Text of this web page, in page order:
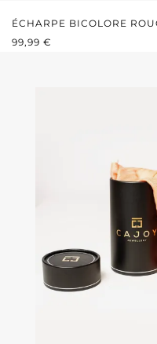
ÉCHARPE BICOLORE
PRIX RÉGULIER :
99,99 €